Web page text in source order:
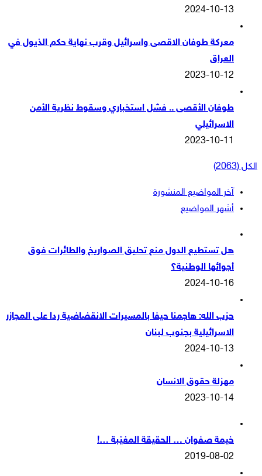
2024-10-13
معركة طوفان الاقصى واسرائيل وقرب نهاية حكم الذيول في
العراق
2023-10-12
طوفان الأقصى .. فشل استخباري وسقوط نظرية الأمن
الاسرائيلي
2023-10-11
الكل (2063)
آخر المواضيع المنشورة
أشهر المواضيع
هل تستطيع الدول منع تحليق الصواريخ والطائرات فوق
أجوائها الوطنية؟
2024-10-16
حزب الله: هاجمنا حيفا بالمسيرات الانقضاضية ردا على المجازر
الاسرائيلية بجنوب لبنان
2024-10-13
مهزلة حقوق الانسان
2023-10-14
خيمة صفوان … الحقيقة المغيّبة …!
2019-08-02